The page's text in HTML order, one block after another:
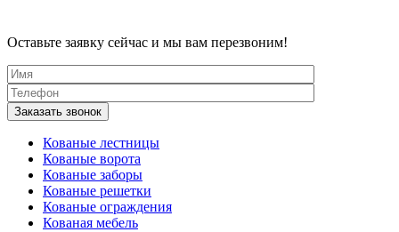
Оставьте заявку сейчас и мы вам перезвоним!
Кованые лестницы
Кованые ворота
Кованые заборы
Кованые решетки
Кованые ограждения
Кованая мебель